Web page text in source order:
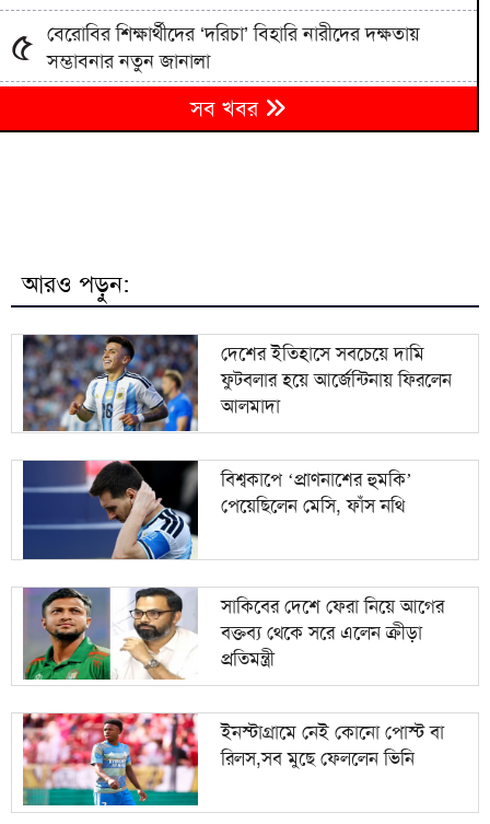
৫ বেরোবির শিক্ষার্থীদের ‘দরিচা’ বিহারি নারীদের দক্ষতায়
সম্ভাবনার নতুন জানালা
জুলাই স্মৃতি জাদুঘর যা আছে আর যা নেই
৯ বাংলাদেশি সন্দেহে ভারতে কয়েকশ শ্রমিক আটক
১০ দুই দেশের বৈঠক হলে অনেক সমস্যার সমাধান হবে:
ভারতীয় হাইকমিশনার
সব খবর
আরও পড়ুন:
দেশের ইতিহাসে সবচেয়ে দামি
ফুটবলার হয়ে আর্জেন্টিনায় ফিরলেন
আলমাদা
বিশ্বকাপে ‘প্রাণনাশের হুমকি’
পেয়েছিলেন মেসি, ফাঁস নথি
সাকিবের দেশে ফেরা নিয়ে আগের
বক্তব্য থেকে সরে এলেন ক্রীড়া
প্রতিমন্ত্রী
ইনস্টাগ্রামে নেই কোনো পোস্ট বা
রিলস,সব মুছে ফেললেন ভিনি